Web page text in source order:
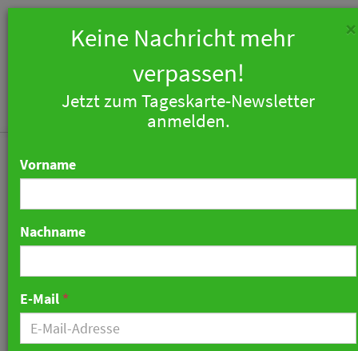
CPH Hotels nennen sich
jetzt auch Collection
Privater Hotels
×
Keine Nachricht mehr
verpassen!
Jetzt zum Tageskarte-Newsletter
anmelden.
Vorname
Nachname
E-Mail *